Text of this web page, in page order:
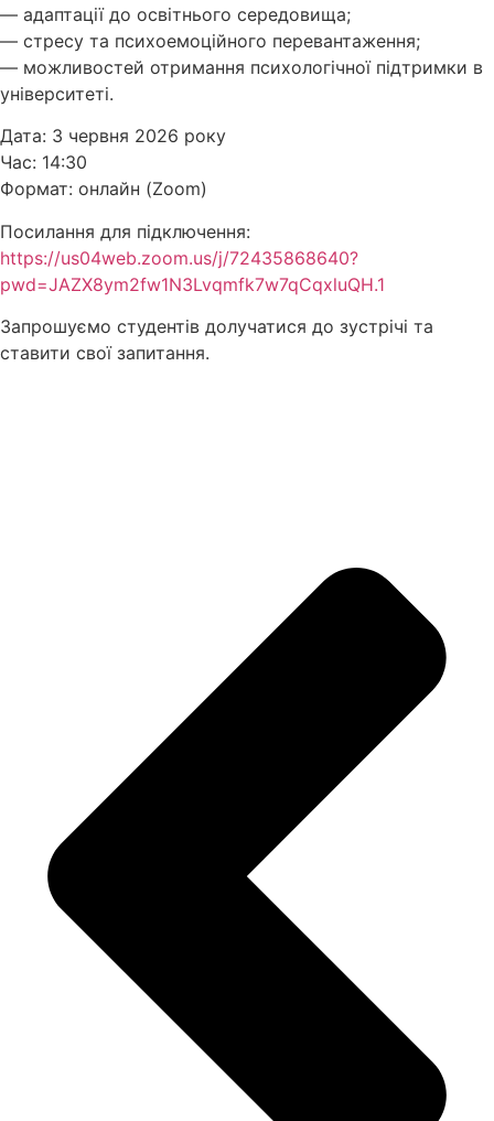
— адаптації до освітнього середовища;
— стресу та психоемоційного перевантаження;
— можливостей отримання психологічної підтримки в
університеті.
Дата: 3 червня 2026 року
Час: 14:30
Формат: онлайн (Zoom)
Посилання для підключення:
https://us04web.zoom.us/j/72435868640?
pwd=JAZX8ym2fw1N3Lvqmfk7w7qCqxluQH.1
Запрошуємо студентів долучатися до зустрічі та
ставити свої запитання.